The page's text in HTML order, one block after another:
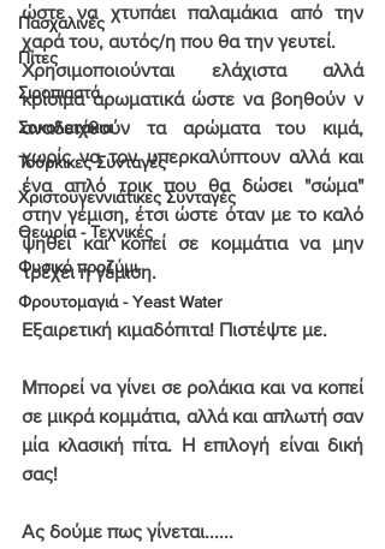
Πασχαλινές
Πίτες
Σιροπιαστά
Σοκολατάκια
Τούρκικες Συνταγές
Χριστουγεννιάτικες Συνταγές
Θεωρία - Τεχνικές
Φυσικό προζύμι
Φρουτομαγιά - Yeast Water
ώστε να χτυπάει παλαμάκια από την
χαρά του, αυτός/η που θα την γευτεί.
Χρησιμοποιούνται ελάχιστα αλλά
κρίσιμα αρωματικά ώστε να βοηθούν ν
αναδειχθούν τα αρώματα του κιμά,
χωρίς να τον υπερκαλύπτουν αλλά και
ένα απλό τρικ που θα δώσει "σώμα"
στην γέμιση, έτσι ώστε όταν με το καλό
ψηθεί και κοπεί σε κομμάτια να μην
τρέχει η γέμιση.
Εξαιρετική κιμαδόπιτα! Πιστέψτε με.
Μπορεί να γίνει σε ρολάκια και να κοπεί
σε μικρά κομμάτια, αλλά και απλωτή σαν
μία κλασική πίτα. Η επιλογή είναι δική
σας!
Ας δούμε πως γίνεται......